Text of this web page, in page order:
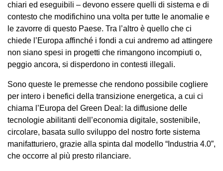
chiari ed eseguibili – devono essere quelli di sistema e di
contesto che modifichino una volta per tutte le anomalie e
le zavorre di questo Paese. Tra l’altro è quello che ci
chiede l’Europa affinché i fondi a cui andremo ad attingere
non siano spesi in progetti che rimangono incompiuti o,
peggio ancora, si disperdono in contesti illegali.
Sono queste le premesse che rendono possibile cogliere
per intero i benefici della transizione energetica, a cui ci
chiama l’Europa del Green Deal: la diffusione delle
tecnologie abilitanti dell’economia digitale, sostenibile,
circolare, basata sullo sviluppo del nostro forte sistema
manifatturiero, grazie alla spinta dal modello “Industria 4.0”,
che occorre al più presto rilanciare.